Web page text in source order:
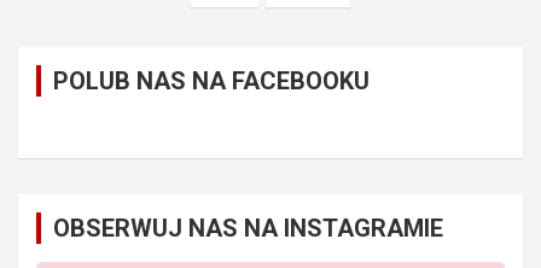
POLUB NAS NA FACEBOOKU
OBSERWUJ NAS NA INSTAGRAMIE